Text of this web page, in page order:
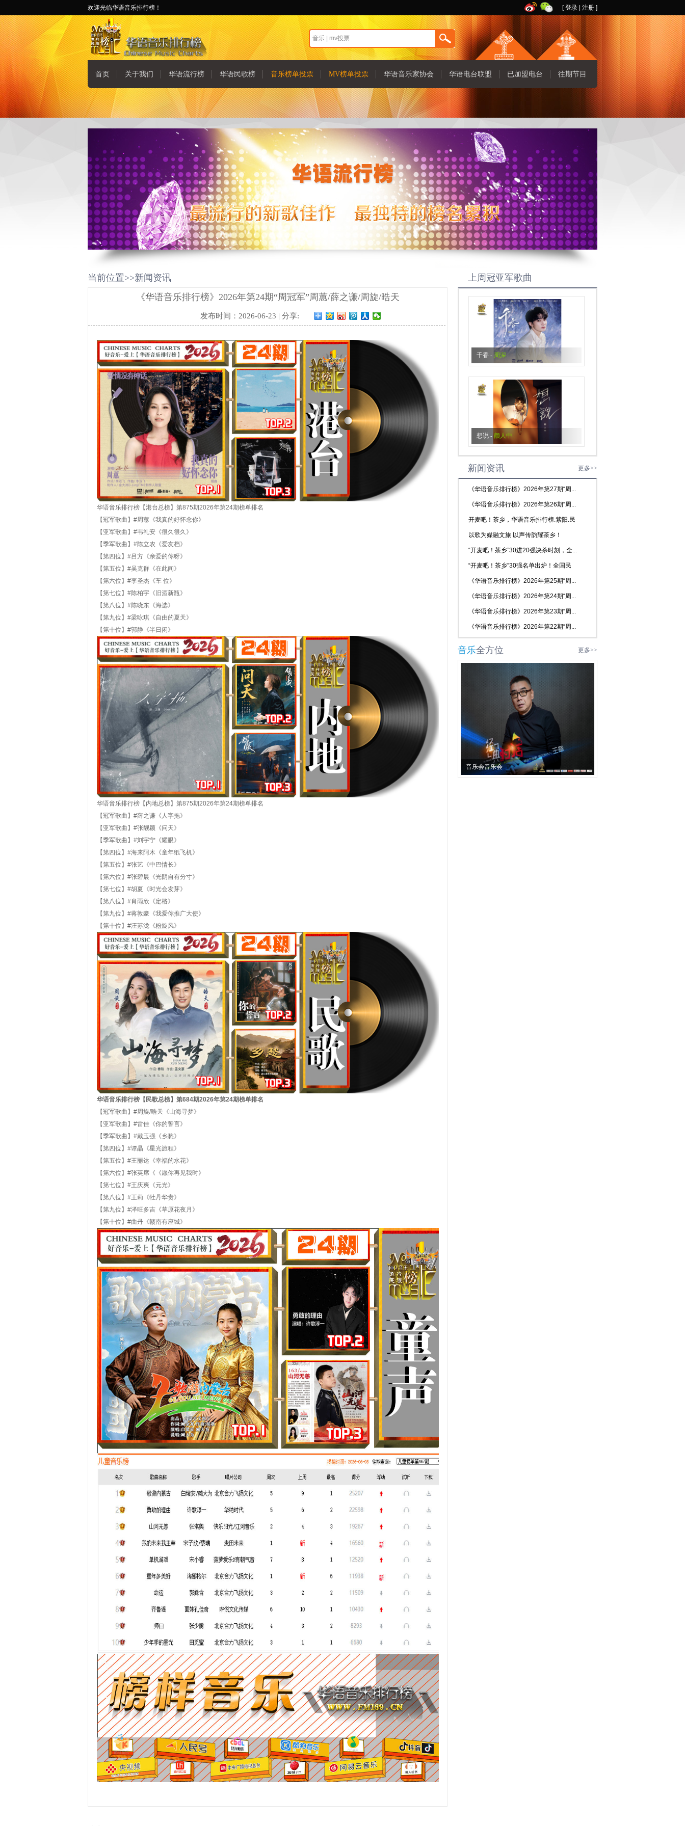
欢迎光临华语音乐排行榜！ [登录 注册 ]
首页 关于我们 华语流行榜 华语民歌榜 音乐榜单投票 MV榜单投票 华语音乐家协会 华语电台联盟 已加盟电台 往期节目
当前位置>>新闻资讯
《华语音乐排行榜》2026年第24期“周冠军”周蕙/薛之谦/周旋/晧天
发布时间：2026-06-23 | 分享:
华语音乐排行榜【港台总榜】第875期2026年第24期榜单排名
【冠军歌曲】#周蕙《我真的好怀念你》
【亚军歌曲】#韦礼安《很久很久》
【季军歌曲】#陈立农《爱友档》
【第四位】#吕方《亲爱的你呀》
【第五位】#吴克群《在此间》
【第六位】#李圣杰《车 位》
【第七位】#陈柏宇《旧酒新瓶》
【第八位】#陈晓东《海选》
【第九位】#梁咏琪《自由的夏天》
【第十位】#郭静《半日闲》
华语音乐排行榜【内地总榜】第875期2026年第24期榜单排名
【冠军歌曲】#薛之谦《人字拖》
【亚军歌曲】#张靓颖《问天》
【季军歌曲】#刘宇宁《耀眼》
【第四位】#海来阿木《童年纸飞机》
【第五位】#张艺《中巴情长》
【第六位】#张碧晨《光阴自有分寸》
【第七位】#胡夏《时光会发芽》
【第八位】#肖雨欣《定格》
【第九位】#蒋敦豪《我爱你推广大使》
【第十位】#汪苏泷《粉旋风》
华语音乐排行榜【民歌总榜】第684期2026年第24期榜单排名
【冠军歌曲】#周旋/晧天《山海寻梦》
【亚军歌曲】#雷佳《你的誓言》
【季军歌曲】#戴玉强《乡愁》
【第四位】#谭晶《星光旅程》
【第五位】#王丽达《幸福的水花》
【第六位】#张英席《《愿你再见我时》
【第七位】#王庆爽《元光》
【第八位】#王莉《牡丹华贵》
【第九位】#泽旺多吉《草原花夜月》
【第十位】#曲丹《赣南有座城》
上周冠亚军歌曲
千香 - 周深
想说 - 颜人中
新闻资讯 更多>>
《华语音乐排行榜》2026年第27期“周...
《华语音乐排行榜》2026年第26期“周...
开麦吧！茶乡，华语音乐排行榜.紫阳.民
歌...
以歌为媒融文旅 以声传韵耀茶乡！
2026...
“开麦吧！茶乡”30进20强决杀时刻，全...
“开麦吧！茶乡”30强名单出炉！全国民
歌...
《华语音乐排行榜》2026年第25期“周...
《华语音乐排行榜》2026年第24期“周...
《华语音乐排行榜》2026年第23期“周...
《华语音乐排行榜》2026年第22期“周...
音乐全方位 更多>>
音乐会音乐会